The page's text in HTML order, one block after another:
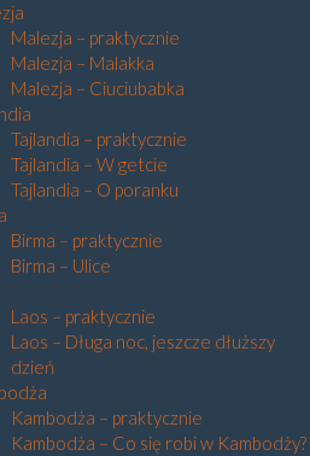
Malezja – praktycznie
Malezja – Malakka
Malezja – Ciuciubabka
Tajlandia – praktycznie
Tajlandia – W getcie
Tajlandia – O poranku
Birma – praktycznie
Birma – Ulice
Laos – praktycznie
Laos – Długa noc, jeszcze dłuższy
dzień
Kambodża – praktycznie
Kambodża – Co się robi w Kambodży?